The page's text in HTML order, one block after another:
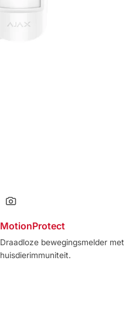
MotionProtect
Draadloze bewegingsmelder met
huisdierimmuniteit.